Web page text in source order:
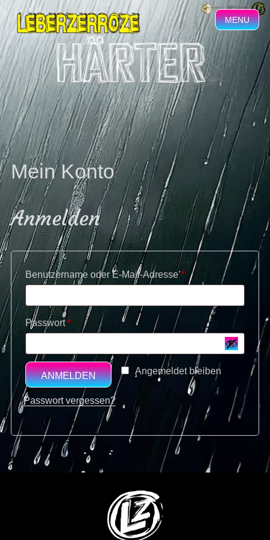
MENU
Mein Konto
Anmelden
Benutzername oder E-Mail-Adresse*Erforderlich
Passwort*Erforderlich
Angemeldet bleiben
ANMELDEN
Passwort vergessen?